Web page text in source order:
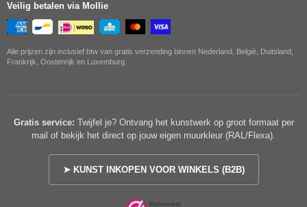
Veilig betalen via Mollie
Alle prijzen zijn inclusief btw van gratis verzending binnen Nederland, België, Duitsland,
Frankrijk, Oostenrijk en Luxemburg.
Gratis service: Twijfel je? Ontvang het kunstwerk op groot formaat per
mail of bekijk het direct op jouw eigen muurkleur (RAL/Flexa).
➤ KUNST INKOPEN VOOR WINKELS (B2B)